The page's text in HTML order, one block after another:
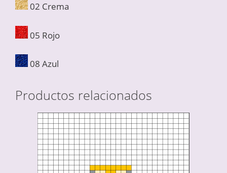
02 Crema
05 Rojo
08 Azul
Productos relacionados